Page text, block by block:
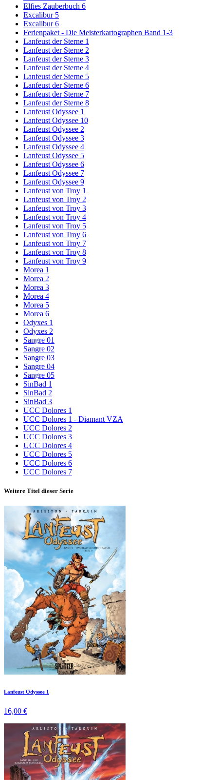
Elfies Zauberbuch 6
Excalibur 5
Excalibur 6
Ferienpaket - Die Meisterkartographen Band 1-3
Lanfeust der Sterne 1
Lanfeust der Sterne 2
Lanfeust der Sterne 3
Lanfeust der Sterne 4
Lanfeust der Sterne 5
Lanfeust der Sterne 6
Lanfeust der Sterne 7
Lanfeust der Sterne 8
Lanfeust Odyssee 1
Lanfeust Odyssee 10
Lanfeust Odyssee 2
Lanfeust Odyssee 3
Lanfeust Odyssee 4
Lanfeust Odyssee 5
Lanfeust Odyssee 6
Lanfeust Odyssee 7
Lanfeust Odyssee 9
Lanfeust von Troy 1
Lanfeust von Troy 2
Lanfeust von Troy 3
Lanfeust von Troy 4
Lanfeust von Troy 5
Lanfeust von Troy 6
Lanfeust von Troy 7
Lanfeust von Troy 8
Lanfeust von Troy 9
Morea 1
Morea 2
Morea 3
Morea 4
Morea 5
Morea 6
Odyxes 1
Odyxes 2
Sangre 01
Sangre 02
Sangre 03
Sangre 04
Sangre 05
SinBad 1
SinBad 2
SinBad 3
UCC Dolores 1
UCC Dolores 1 - Diamant VZA
UCC Dolores 2
UCC Dolores 3
UCC Dolores 4
UCC Dolores 5
UCC Dolores 6
UCC Dolores 7
Weitere Titel dieser Serie
Lanfeust Odyssee 1
16,00 €